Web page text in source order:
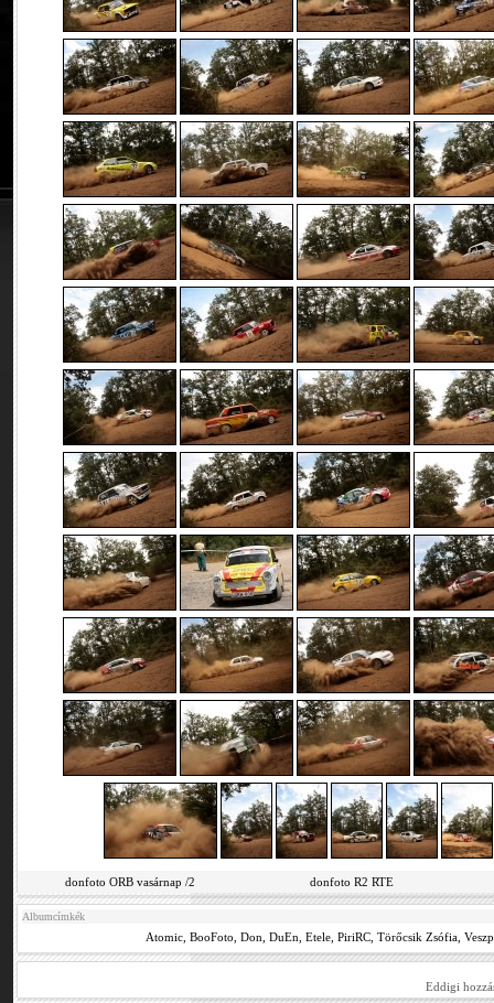
donfoto ORB vasárnap /2 donfoto R2 RTE
Albumcímkék
Atomic BooFoto Don DuEn Etele PiriRC Törőcsik Zsófia
Eddigi